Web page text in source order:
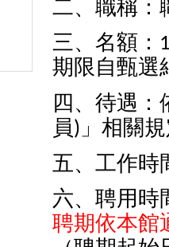
二、職稱：
三、名額：
期限自甄選
四、待遇：
員 ) 」相關
五、工作時
六、聘用時
聘期依本館